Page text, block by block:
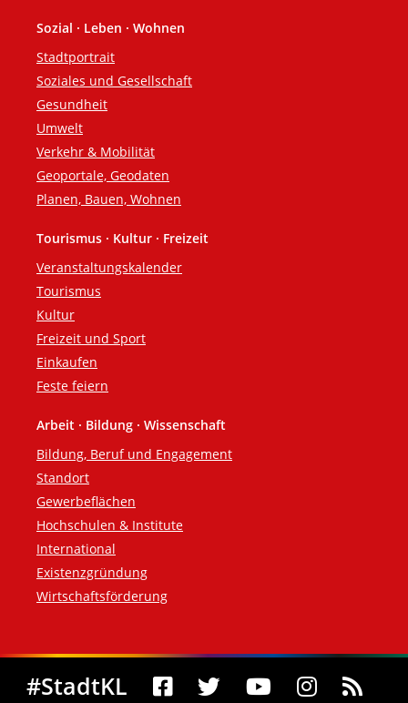
Sozial · Leben · Wohnen
Stadtportrait
Soziales und Gesellschaft
Gesundheit
Umwelt
Verkehr & Mobilität
Geoportale, Geodaten
Planen, Bauen, Wohnen
Tourismus · Kultur · Freizeit
Veranstaltungskalender
Tourismus
Kultur
Freizeit und Sport
Einkaufen
Feste feiern
Arbeit · Bildung · Wissenschaft
Bildung, Beruf und Engagement
Standort
Gewerbeflächen
Hochschulen & Institute
International
Existenzgründung
Wirtschaftsförderung
Social Media
#StadtKL